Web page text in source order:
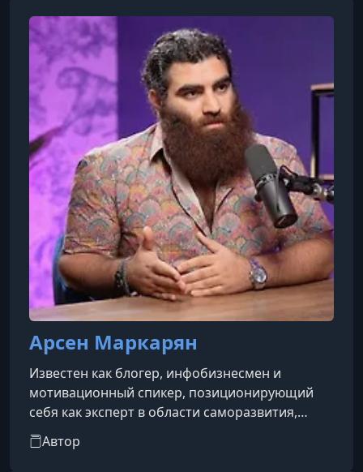
высокий доход.
Арсен Маркарян
Известен как блогер, инфобизнесмен и
мотивационный спикер, позиционирующий
себя как эксперт в области саморазвития,
физической подготовки и бизнеса.Раннее
детство Маркаряна было нелёгким: он
Автор